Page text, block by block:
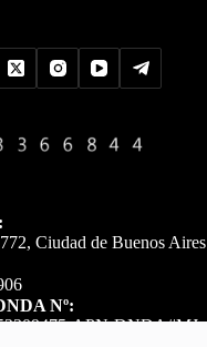
Ciudad de Buenos Aires
Nº:
APN-DNDA#MJ